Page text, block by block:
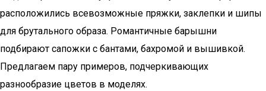
расположились всевозможные пряжки, заклепки и шипы
для брутального образа. Романтичные барышни
подбирают сапожки с бантами, бахромой и вышивкой.
Предлагаем пару примеров, подчеркивающих
разнообразие цветов в моделях.